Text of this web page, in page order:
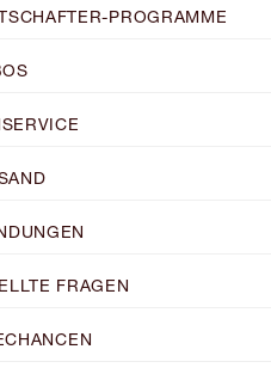
PROGRAMME
FRAGEN